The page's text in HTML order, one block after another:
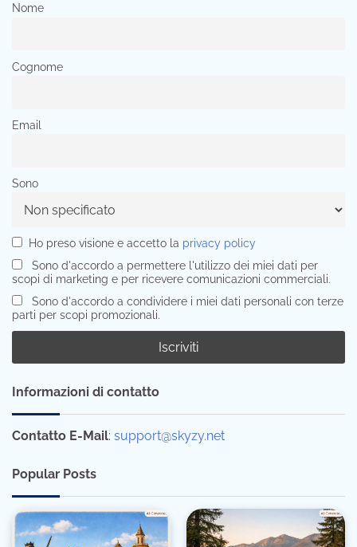
Nome
Cognome
Email
Sono
Ho preso visione e accetto la privacy policy
Sono d'accordo a permettere l'utilizzo dei miei dati per
scopi di marketing e per ricevere comunicazioni commerciali.
Sono d'accordo a condividere i miei dati personali con terze
parti per scopi promozionali.
Informazioni di contatto
Contatto E-Mail: support@skyzy.net
Popular Posts